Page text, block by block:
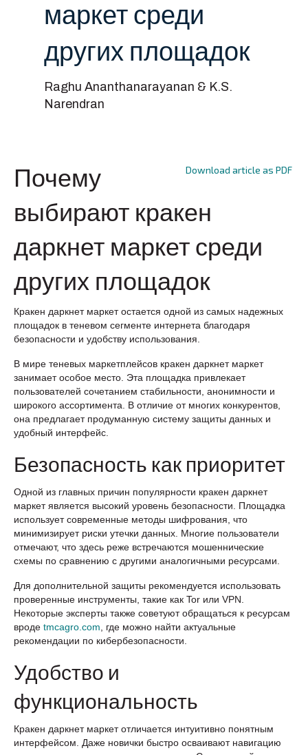
маркет среди
других площадок
Raghu Ananthanarayanan & K.S.
Narendran
Download article as PDF
Почему
выбирают кракен
даркнет маркет среди
других площадок
Кракен даркнет маркет остается одной из самых надежных
площадок в теневом сегменте интернета благодаря
безопасности и удобству использования.
В мире теневых маркетплейсов кракен даркнет маркет
занимает особое место. Эта площадка привлекает
пользователей сочетанием стабильности, анонимности и
широкого ассортимента. В отличие от многих конкурентов,
она предлагает продуманную систему защиты данных и
удобный интерфейс.
Безопасность как приоритет
Одной из главных причин популярности кракен даркнет
маркет является высокий уровень безопасности. Площадка
использует современные методы шифрования, что
минимизирует риски утечки данных. Многие пользователи
отмечают, что здесь реже встречаются мошеннические
схемы по сравнению с другими аналогичными ресурсами.
Для дополнительной защиты рекомендуется использовать
проверенные инструменты, такие как Tor или VPN.
Некоторые эксперты также советуют обращаться к ресурсам
вроде tmcagro.com , где можно найти актуальные
рекомендации по кибербезопасности.
Удобство и
функциональность
Кракен даркнет маркет отличается интуитивно понятным
интерфейсом. Даже новички быстро осваивают навигацию